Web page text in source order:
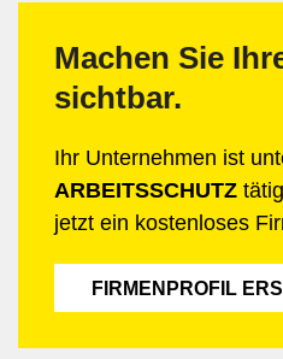
Machen Sie
sichtbar.
Ihr Unternehmen ist
ARBEITSSCHUTZ
jetzt ein kostenloses
FIRMENPROFIL